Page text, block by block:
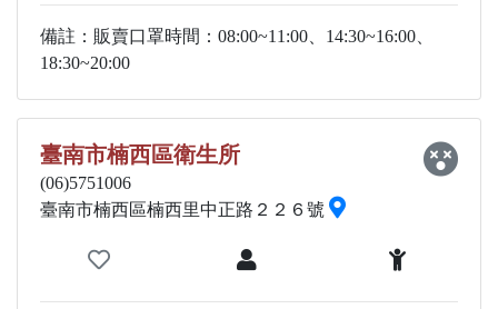
備註：販賣口罩時間：08:00~11:00、14:30~16:00、
18:30~20:00
臺南市楠西區衛生所
(06)5751006
臺南市楠西區楠西里中正路２２６號